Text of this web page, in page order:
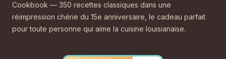
Cookbook — 350 recettes classiques dans une
réimpression chérie du 15e anniversaire, le cadeau parfait
pour toute personne qui aime la cuisine louisianaise.